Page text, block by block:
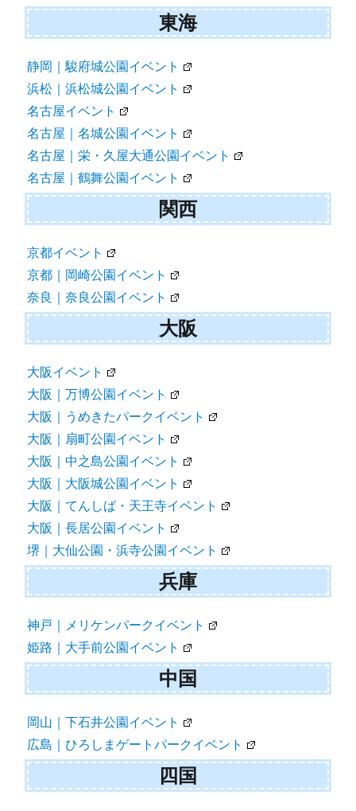
東海
静岡｜駿府城公園イベント
浜松｜浜松城公園イベント
名古屋イベント
名古屋｜名城公園イベント
名古屋｜栄・久屋大通公園イベント
名古屋｜鶴舞公園イベント
関西
京都イベント
京都｜岡崎公園イベント
奈良｜奈良公園イベント
大阪
大阪イベント
大阪｜万博公園イベント
大阪｜うめきたパークイベント
大阪｜扇町公園イベント
大阪｜中之島公園イベント
大阪｜大阪城公園イベント
大阪｜てんしば・天王寺イベント
大阪｜長居公園イベント
堺｜大仙公園・浜寺公園イベント
兵庫
神戸｜メリケンパークイベント
姫路｜大手前公園イベント
中国
岡山｜下石井公園イベント
広島｜ひろしまゲートパークイベント
四国